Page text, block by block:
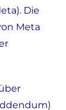
Die
Meta